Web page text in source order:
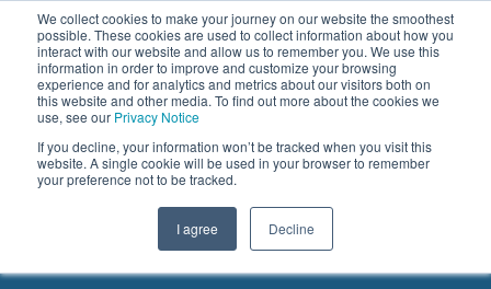
We collect cookies to make your journey on our website the smoothest
possible. These cookies are used to collect information about how you
interact with our website and allow us to remember you. We use this
information in order to improve and customize your browsing
experience and for analytics and metrics about our visitors both on
this website and other media. To find out more about the cookies we
use, see our Privacy Notice
If you decline, your information won’t be tracked when you visit this
website. A single cookie will be used in your browser to remember
your preference not to be tracked.
I agree DeclineBoîtiers et
Notre gamme de
Offre et services
Partenaires
A propos de Fibox
Systèmes
électriques et
d'automatisation